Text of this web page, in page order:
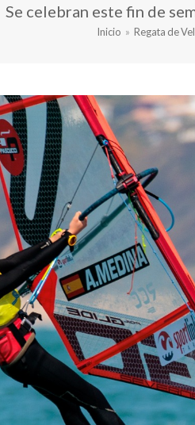
Se celebran este fin de
Inicio » Regata de